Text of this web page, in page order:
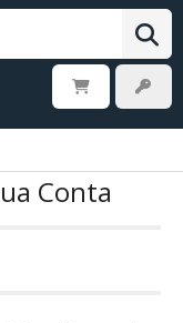
Conta